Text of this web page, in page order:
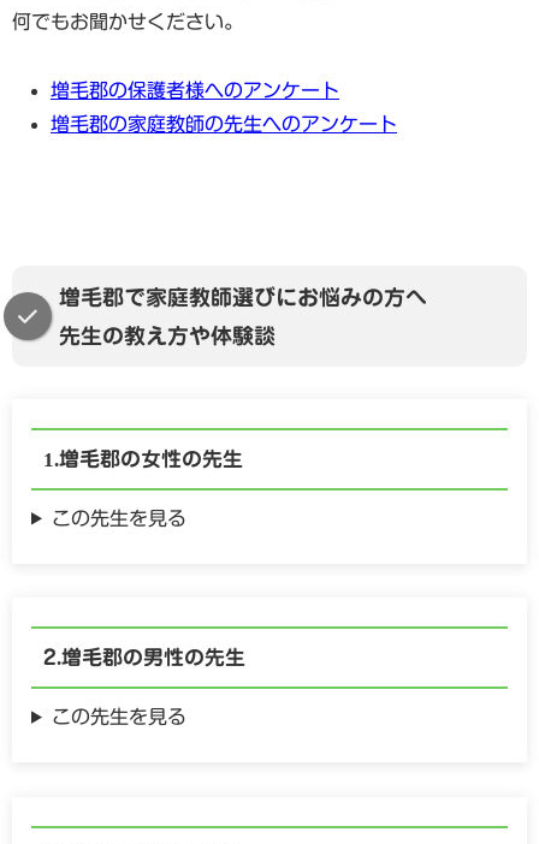
何でもお聞かせください。
増毛郡の保護者様へのアンケート
増毛郡の家庭教師の先生へのアンケート
増毛郡で家庭教師選びにお悩みの方へ
先生の教え方や体験談
増毛郡の女性の先生
この先生を見る
増毛郡の男性の先生
この先生を見る